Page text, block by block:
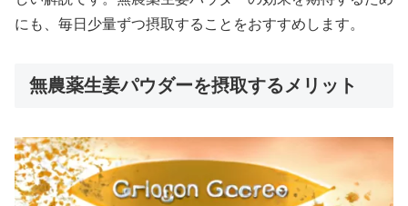
にも、毎日少量ずつ摂取することをおすすめします。
無農薬生姜パウダーを摂取するメリット